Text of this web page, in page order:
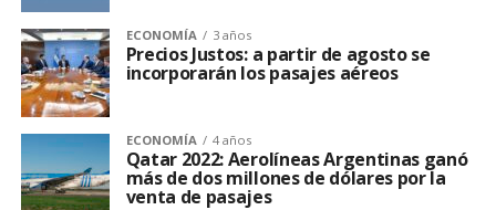
ECONOMÍA 3 años
Precios Justos: a partir de agosto se
incorporarán los pasajes aéreos
ECONOMÍA 4 años
Qatar 2022: Aerolíneas Argentinas ganó
más de dos millones de dólares por la
venta de pasajes